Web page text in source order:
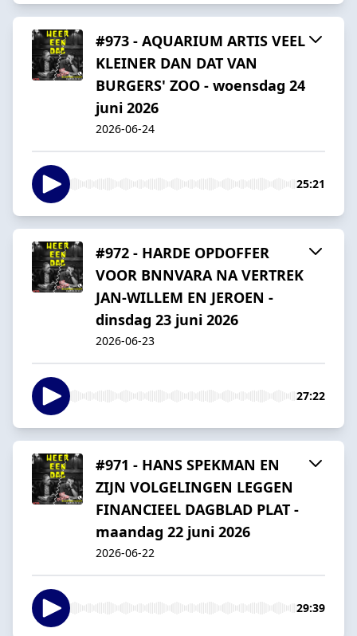
#973 - AQUARIUM ARTIS VEEL
KLEINER DAN DAT VAN
BURGERS' ZOO - woensdag 24
juni 2026
2026-06-24
25:21
#972 - HARDE OPDOFFER
VOOR BNNVARA NA VERTREK
JAN-WILLEM EN JEROEN -
dinsdag 23 juni 2026
2026-06-23
27:22
#971 - HANS SPEKMAN EN
ZIJN VOLGELINGEN LEGGEN
FINANCIEEL DAGBLAD PLAT -
maandag 22 juni 2026
2026-06-22
29:39